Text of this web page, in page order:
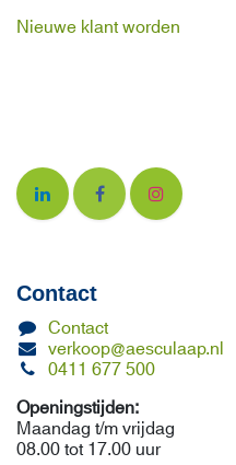
Nieuwe klant worden
Contact
Contact
verkoop@aesculaap.nl
0411 677 500
Openingstijden:
Maandag t/m vrijdag
08.00 tot 17.00 uur